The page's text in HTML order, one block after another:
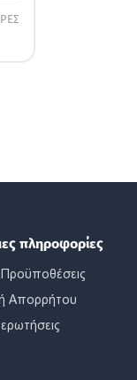
πληροφορίες
Απορρήτου